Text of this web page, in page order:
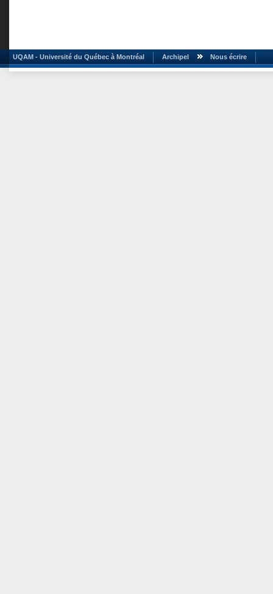
UQAM - Université du Québec à Montréal Archipel Nous écrire